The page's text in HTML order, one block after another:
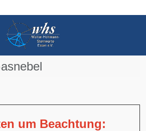
um Beachtung: